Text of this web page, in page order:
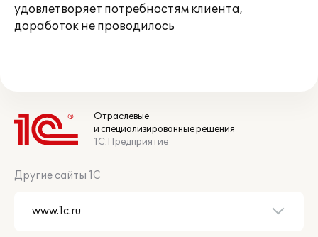
удовлетворяет потребностям клиента,
доработок не проводилось
Отраслевые
и специализированные решения
1С:Предприятие
Другие сайты 1С